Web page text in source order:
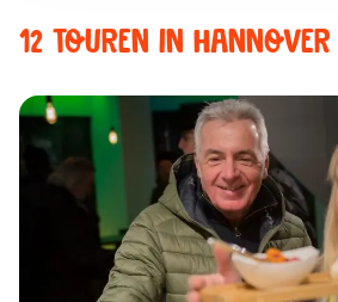
12 Touren in Hannover